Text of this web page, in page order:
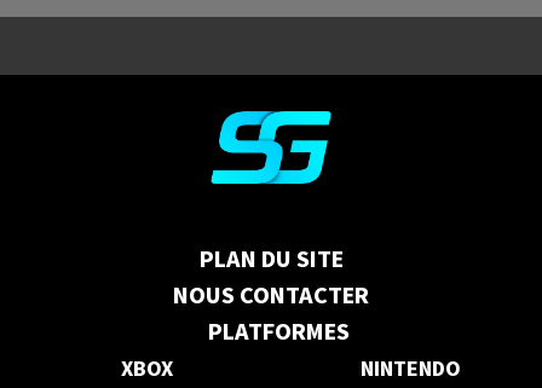
PLAN DU SITE
NOUS CONTACTER
PLATFORMES
XBOX NINTENDO